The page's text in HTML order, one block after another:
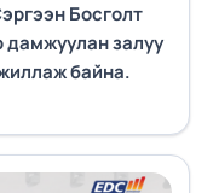
Босголт
дамжуулан залуу
байна.